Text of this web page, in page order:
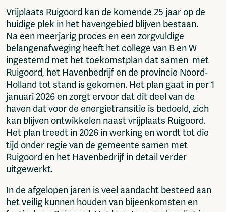
Vrij Beton
Vrije Ruimte festival
AADE
AA Talks
Ringfeest
AA Academy
Members
Log in to portal
CMS for venues
Vrijplaats Ruigoord kan de komende 25 jaar op de
huidige plek in het havengebied blijven bestaan.
Na een meerjarig proces en een zorgvuldige
belangenafweging heeft het college van B en W
ingestemd met het toekomstplan dat samen met
Ruigoord, het Havenbedrijf en de provincie Noord-
Holland tot stand is gekomen. Het plan gaat in per 1
januari 2026 en zorgt ervoor dat dit deel van de
haven dat voor de energietransitie is bedoeld, zich
kan blijven ontwikkelen naast vrijplaats Ruigoord.
Het plan treedt in 2026 in werking en wordt tot die
tijd onder regie van de gemeente samen met
Ruigoord en het Havenbedrijf in detail verder
uitgewerkt.
In de afgelopen jaren is veel aandacht besteed aan
het veilig kunnen houden van bijeenkomsten en